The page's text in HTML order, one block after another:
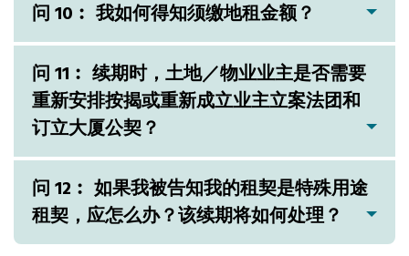
问 10︰ 我如何得知须缴地租金额？
问 11︰ 续期时，土地／物业业主是否需要
重新安排按揭或重新成立业主立案法团和
订立大厦公契？
问 12︰ 如果我被告知我的租契是特殊用途
租契，应怎么办？该续期将如何处理？